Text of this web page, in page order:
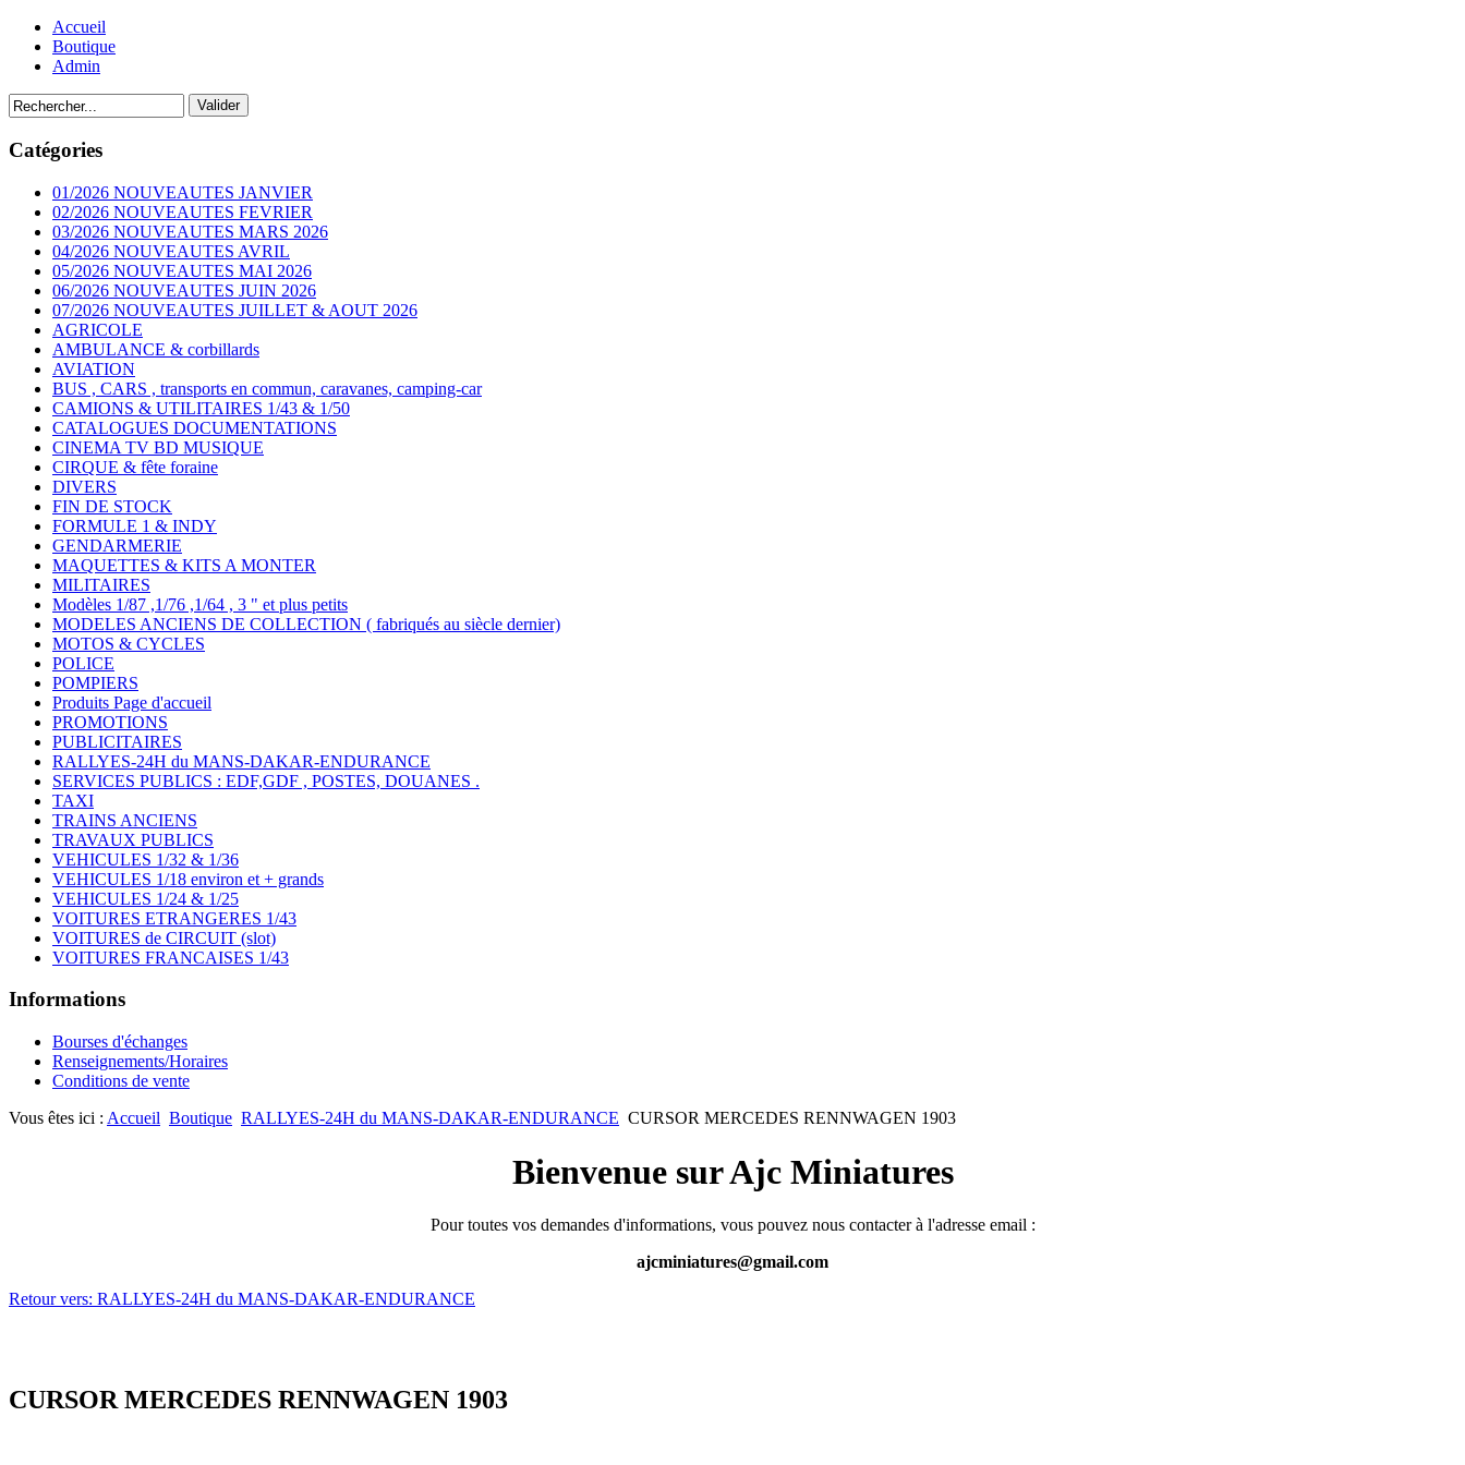
Accueil
Boutique
Admin
Catégories
01/2026 NOUVEAUTES JANVIER
02/2026 NOUVEAUTES FEVRIER
03/2026 NOUVEAUTES MARS 2026
04/2026 NOUVEAUTES AVRIL
05/2026 NOUVEAUTES MAI 2026
06/2026 NOUVEAUTES JUIN 2026
07/2026 NOUVEAUTES JUILLET & AOUT 2026
AGRICOLE
AMBULANCE & corbillards
AVIATION
BUS , CARS , transports en commun, caravanes, camping-car
CAMIONS & UTILITAIRES 1/43 & 1/50
CATALOGUES DOCUMENTATIONS
CINEMA TV BD MUSIQUE
CIRQUE & fête foraine
DIVERS
FIN DE STOCK
FORMULE 1 & INDY
GENDARMERIE
MAQUETTES & KITS A MONTER
MILITAIRES
Modèles 1/87 ,1/76 ,1/64 , 3 " et plus petits
MODELES ANCIENS DE COLLECTION ( fabriqués au siècle dernier)
MOTOS & CYCLES
POLICE
POMPIERS
Produits Page d'accueil
PROMOTIONS
PUBLICITAIRES
RALLYES-24H du MANS-DAKAR-ENDURANCE
SERVICES PUBLICS : EDF,GDF , POSTES, DOUANES .
TAXI
TRAINS ANCIENS
TRAVAUX PUBLICS
VEHICULES 1/32 & 1/36
VEHICULES 1/18 environ et + grands
VEHICULES 1/24 & 1/25
VOITURES ETRANGERES 1/43
VOITURES de CIRCUIT (slot)
VOITURES FRANCAISES 1/43
Informations
Bourses d'échanges
Renseignements/Horaires
Conditions de vente
Vous êtes ici : Accueil Boutique RALLYES-24H du MANS-DAKAR-ENDURANCE CURSOR MERCEDES RENNWAGEN 1903
Bienvenue sur Ajc Miniatures
Pour toutes vos demandes d'informations, vous pouvez nous contacter à l'adresse email :
ajcminiatures@gmail.com
Retour vers: RALLYES-24H du MANS-DAKAR-ENDURANCE
CURSOR MERCEDES RENNWAGEN 1903